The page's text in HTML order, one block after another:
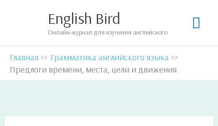
содержимому
English Bird
Онлайн-журнал для изучения английского
Главная
Грамматика английского языка
Предлоги времени, места, цели и движения